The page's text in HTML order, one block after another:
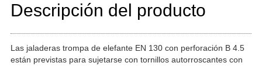
Descripción del producto
Las jaladeras trompa de elefante EN 130 con perforación B 4.5
están previstas para sujetarse con tornillos autorroscantes con